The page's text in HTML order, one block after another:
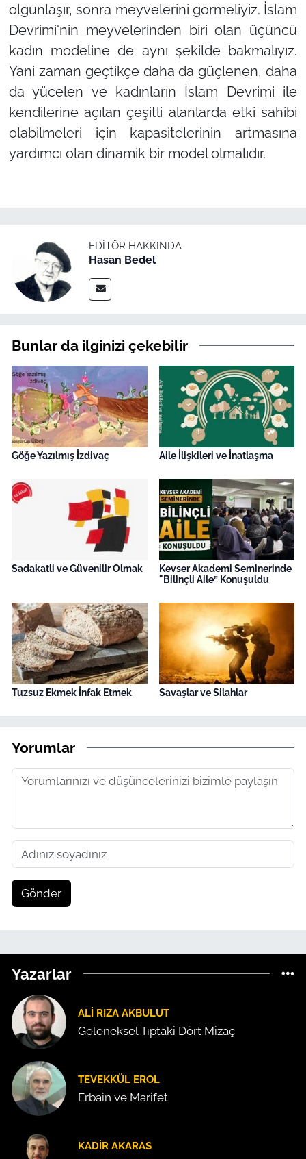
olgunlaşır, sonra meyvelerini görmeliyiz. İslam
Devrimi'nin meyvelerinden biri olan üçüncü
kadın modeline de aynı şekilde bakmalıyız.
Yani zaman geçtikçe daha da güçlenen, daha
da yücelen ve kadınların İslam Devrimi ile
kendilerine açılan çeşitli alanlarda etki sahibi
olabilmeleri için kapasitelerinin artmasına
yardımcı olan dinamik bir model olmalıdır.
EDITÖR HAKKINDA
Hasan Bedel
Bunlar da ilginizi çekebilir
Göğe Yazılmış İzdivaç Aile İlişkileri ve İnatlaşma
Sadakatli ve Güvenilir Olmak
Kevser Akademi Seminerinde
"Bilinçli Aile” Konuşuldu
Tuzsuz Ekmek İnfak Etmek Savaşlar ve Silahlar
Yorumlar
Gönder
Yazarlar
ALI RIZA AKBULUT
Geleneksel Tıptaki Dört Mizaç
TEVEKKÜL EROL
Erbain ve Marifet
KADIR AKARAS